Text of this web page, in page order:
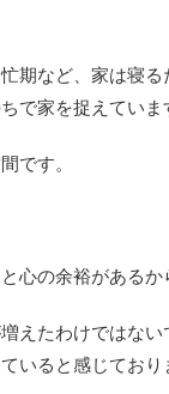
期など、家は寝
で家を捉えていま
です。
心の余裕があるか
えたわけではな
いると感じており